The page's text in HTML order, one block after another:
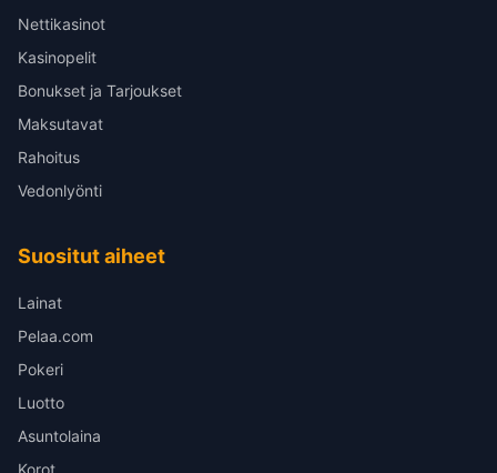
Nettikasinot
Kasinopelit
Bonukset ja Tarjoukset
Maksutavat
Rahoitus
Vedonlyönti
Suositut aiheet
Lainat
Pelaa.com
Pokeri
Luotto
Asuntolaina